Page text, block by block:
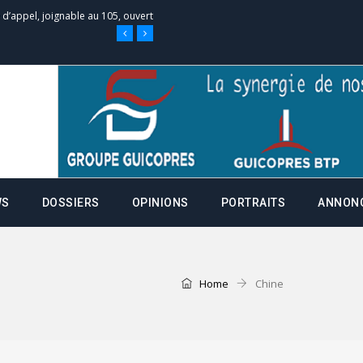
campagnes ce jeudi 28 mai à
de la fiche de procuration
Administratives de
de serment et à une
DOSSIERS OPINIONS PORTRAITS
Home Chine